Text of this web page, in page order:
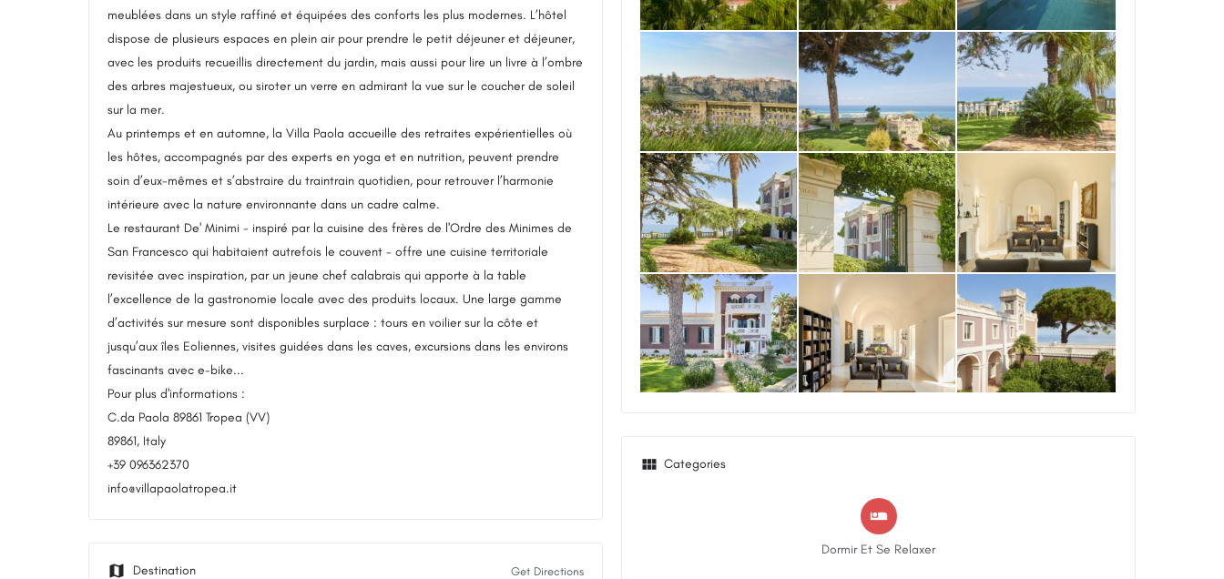
meublées dans un style raffiné et équipées des conforts les plus modernes. L’hôtel
dispose de plusieurs espaces en plein air pour prendre le petit déjeuner et déjeuner,
avec les produits recueillis directement du jardin, mais aussi pour lire un livre à l’ombre
des arbres majestueux, ou siroter un verre en admirant la vue sur le coucher de soleil
sur la mer.
Au printemps et en automne, la Villa Paola accueille des retraites expérientielles où
les hôtes, accompagnés par des experts en yoga et en nutrition, peuvent prendre
soin d’eux-mêmes et s’abstraire du traintrain quotidien, pour retrouver l’harmonie
intérieure avec la nature environnante dans un cadre calme.
Le restaurant De' Minimi - inspiré par la cuisine des frères de l'Ordre des Minimes de
San Francesco qui habitaient autrefois le couvent - offre une cuisine territoriale
revisitée avec inspiration, par un jeune chef calabrais qui apporte à la table
l’excellence de la gastronomie locale avec des produits locaux. Une large gamme
d’activités sur mesure sont disponibles surplace : tours en voilier sur la côte et
jusqu’aux îles Eoliennes, visites guidées dans les caves, excursions dans les environs
fascinants avec e-bike...
Pour plus d'informations :
C.da Paola 89861 Tropea (VV)
89861, Italy
+39 096362370
info@villapaolatropea.it
Get Directions
Categories
Dormir Et Se Relaxer